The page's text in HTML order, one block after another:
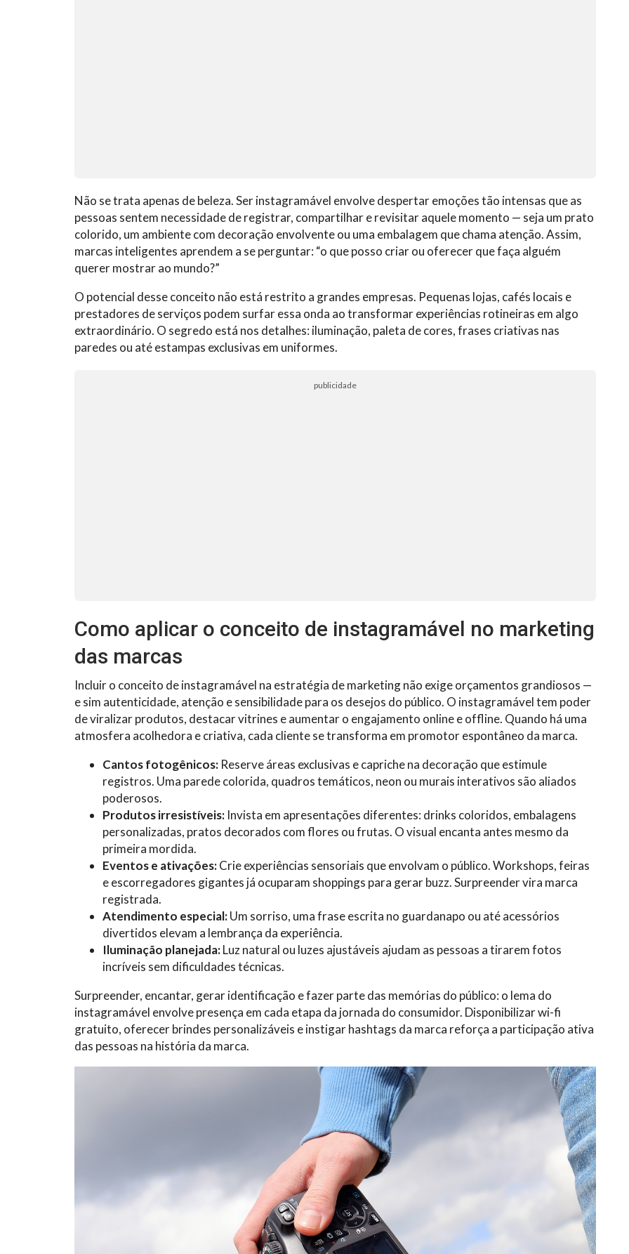
Não se trata apenas de beleza. Ser instagramável envolve despertar emoções tão intensas que as
pessoas sentem necessidade de registrar, compartilhar e revisitar aquele momento — seja um prato
colorido, um ambiente com decoração envolvente ou uma embalagem que chama atenção. Assim,
marcas inteligentes aprendem a se perguntar: “o que posso criar ou oferecer que faça alguém
querer mostrar ao mundo?”
O potencial desse conceito não está restrito a grandes empresas. Pequenas lojas, cafés locais e
prestadores de serviços podem surfar essa onda ao transformar experiências rotineiras em algo
extraordinário. O segredo está nos detalhes: iluminação, paleta de cores, frases criativas nas
paredes ou até estampas exclusivas em uniformes.
publicidade
Como aplicar o conceito de instagramável no marketing
das marcas
Incluir o conceito de instagramável na estratégia de marketing não exige orçamentos grandiosos —
e sim autenticidade, atenção e sensibilidade para os desejos do público. O instagramável tem poder
de viralizar produtos, destacar vitrines e aumentar o engajamento online e offline. Quando há uma
atmosfera acolhedora e criativa, cada cliente se transforma em promotor espontâneo da marca.
Cantos fotogênicos: Reserve áreas exclusivas e capriche na decoração que estimule
registros. Uma parede colorida, quadros temáticos, neon ou murais interativos são aliados
poderosos.
Produtos irresistíveis: Invista em apresentações diferentes: drinks coloridos, embalagens
personalizadas, pratos decorados com flores ou frutas. O visual encanta antes mesmo da
primeira mordida.
Eventos e ativações:Crie experiências sensoriais que envolvam o público. Workshops, feiras
e escorregadores gigantes já ocuparam shoppings para gerar buzz. Surpreender vira marca
registrada.
Atendimento especial:Um sorriso, uma frase escrita no guardanapo ou até acessórios
divertidos elevam a lembrança da experiência.
Iluminação planejada:Luz natural ou luzes ajustáveis ajudam as pessoas a tirarem fotos
incríveis sem dificuldades técnicas.
Surpreender, encantar, gerar identificação e fazer parte das memórias do público: o lema do
instagramável envolve presença em cada etapa da jornada do consumidor. Disponibilizar wi-fi
gratuito, oferecer brindes personalizáveis e instigar hashtags da marca reforça a participação ativa
das pessoas na história da marca.